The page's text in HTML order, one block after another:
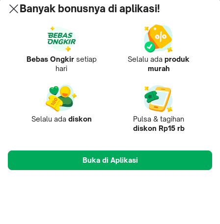
Banyak bonusnya di aplikasi!
Bebas Ongkir setiap
hari
Selalu ada produk
murah
Selalu ada diskon
Pulsa & tagihan
diskon Rp15 rb
Buka di Aplikasi